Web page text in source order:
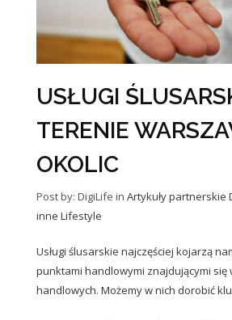
USŁUGI
TERENIE
OKOLIC
Post by: DigiLife in Artykuły partnerskie
inne Lifestyle
Usługi ślusarskie najczęściej kojarzą
punktami handlowymi znajdującymi się
handlowych. Możemy w nich dorobić